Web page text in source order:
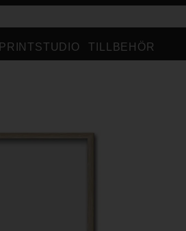
PRINTSTUDIO TILLBEHÖR